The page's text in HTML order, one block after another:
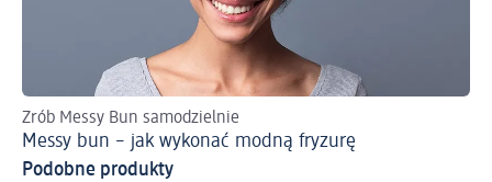
Zrób Messy Bun samodzielnie
Messy bun – jak wykonać modną fryzurę
Podobne produkty